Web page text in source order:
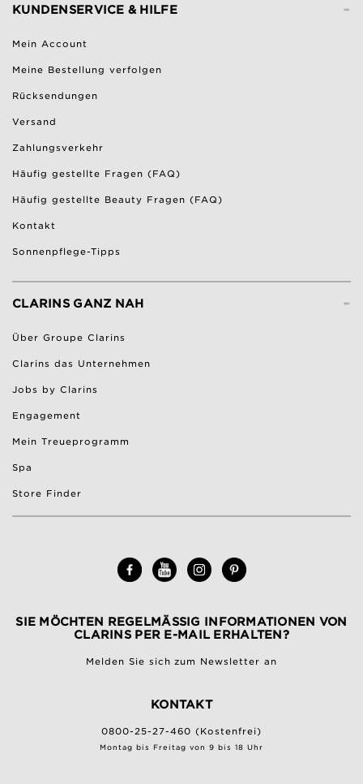
-
KUNDENSERVICE & HILFE
Mein Account
Meine Bestellung verfolgen
Rücksendungen
Versand
Zahlungsverkehr
Häufig gestellte Fragen (FAQ)
Häufig gestellte Beauty Fragen (FAQ)
Kontakt
Sonnenpflege-Tipps
-
CLARINS GANZ NAH
Über Groupe Clarins
Clarins das Unternehmen
Jobs by Clarins
Engagement
Mein Treueprogramm
Spa
Store Finder
SIE MÖCHTEN REGELMÄSSIG INFORMATIONEN VON C
LARINS PER E-MAIL ERHALTEN?
Melden Sie sich zum Newsletter an
KONTAKT
0800-25-27-460 (Kostenfrei)
Montag bis Freitag von 9 bis 18 Uhr